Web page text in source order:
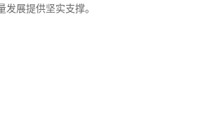
展提供坚实支撑。